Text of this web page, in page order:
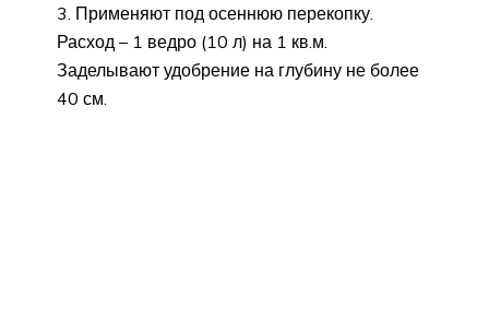
3. Применяют под осеннюю перекопку.
Расход – 1 ведро (10 л) на 1 кв.м.
Заделывают удобрение на глубину не более
40 см.